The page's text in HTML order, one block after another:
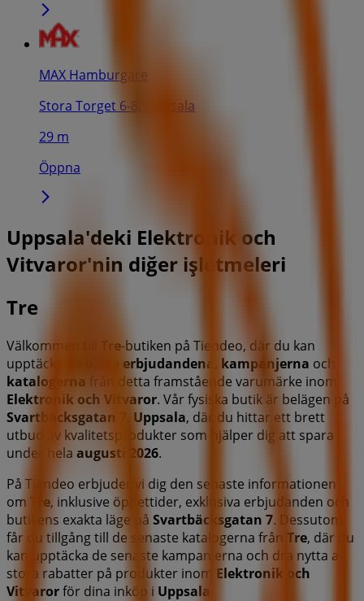
MAX Hamburgare
Stora Torget 6-8, Uppsala
29 m
Öppna
Uppsala'deki Elektronik och
Vitvaror'nin diğer işletmeleri
Tre
Välkommen till Tre-butiken på Tiendeo, där du kan
upptäcka de bästa erbjudandena kampanjerna och
katalogerna från detta framstående varumärke inom
Elektronik och Vitvaror. Vår fysiska butik är belägen på
Svartbäcksgatan 7
Uppsala, där du hittar ett brett
utbud av kvalitetsprodukter som hjälper dig att spara
under hela augusti 2026.
På Tiendeo erbjuder vi dig den senaste informationen
om
Tre, inklusive öppettider, exklusiva erbjudanden och
butikens exakta läge på Svartbäcksgatan 7. Dessutom
får du tillgång till de senaste katalogerna från Tre, där du
kan upptäcka de senaste kampanjerna och dra nytta av
stora rabatter på produkter inom Elektronik och
Vitvarorför dina inköp i Uppsala